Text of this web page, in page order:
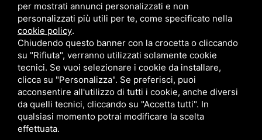
Via Sante Vandi, 10000173 Roma RM
+39 06 89021644
+39 06 89021647
per mostrati annunci personalizzati e non
personalizzati più utili per te, come specificato nella
cookie policy.
Chiudendo questo banner con la crocetta o cliccando
su "Rifiuta", verranno utilizzati solamente cookie
tecnici. Se vuoi selezionare i cookie da installare,
clicca su "Personalizza". Se preferisci, puoi
acconsentire all'utilizzo di tutti i cookie, anche diversi
da quelli tecnici, cliccando su "Accetta tutti". In
qualsiasi momento potrai modificare la scelta
effettuata.